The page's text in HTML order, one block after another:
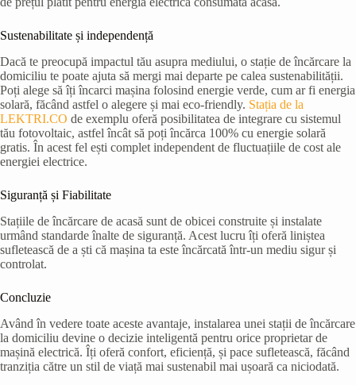
Sustenabilitate și independență
Dacă te preocupă impactul tău asupra mediului, o stație de încărcare la
domiciliu te poate ajuta să mergi mai departe pe calea sustenabilității.
Poți alege să îți încarci mașina folosind energie verde, cum ar fi energia
solară, făcând astfel o alegere și mai eco-friendly. Stația de la
LEKTRI.CO de exemplu oferă posibilitatea de integrare cu sistemul
tău fotovoltaic, astfel încât să poți încărca 100% cu energie solară
gratis. În acest fel ești complet independent de fluctuațiile de cost ale
energiei electrice.
Siguranță și Fiabilitate
Stațiile de încărcare de acasă sunt de obicei construite și instalate
urmând standarde înalte de siguranță. Acest lucru îți oferă liniștea
sufletească de a ști că mașina ta este încărcată într-un mediu sigur și
controlat.
Concluzie
Având în vedere toate aceste avantaje, instalarea unei stații de încărcare
la domiciliu devine o decizie inteligentă pentru orice proprietar de
mașină electrică. Îți oferă confort, eficiență, și pace sufletească, făcând
tranziția către un stil de viață mai sustenabil mai ușoară ca niciodată.